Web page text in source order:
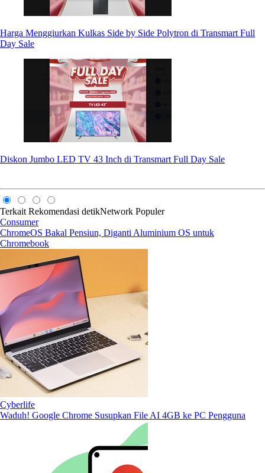
Harga Menggiurkan Kulkas Side by Side Polytron di Transmart Full
Day Sale
Diskon Jumbo LED TV 43 Inch di Transmart Full Day Sale
Terkait Rekomendasi detikNetwork Populer
Consumer
ChromeOS Bakal Pensiun, Diganti Aluminium OS untuk
Chromebook
Cyberlife
Waduh! Google Chrome Susupkan File AI 4GB ke PC Pengguna